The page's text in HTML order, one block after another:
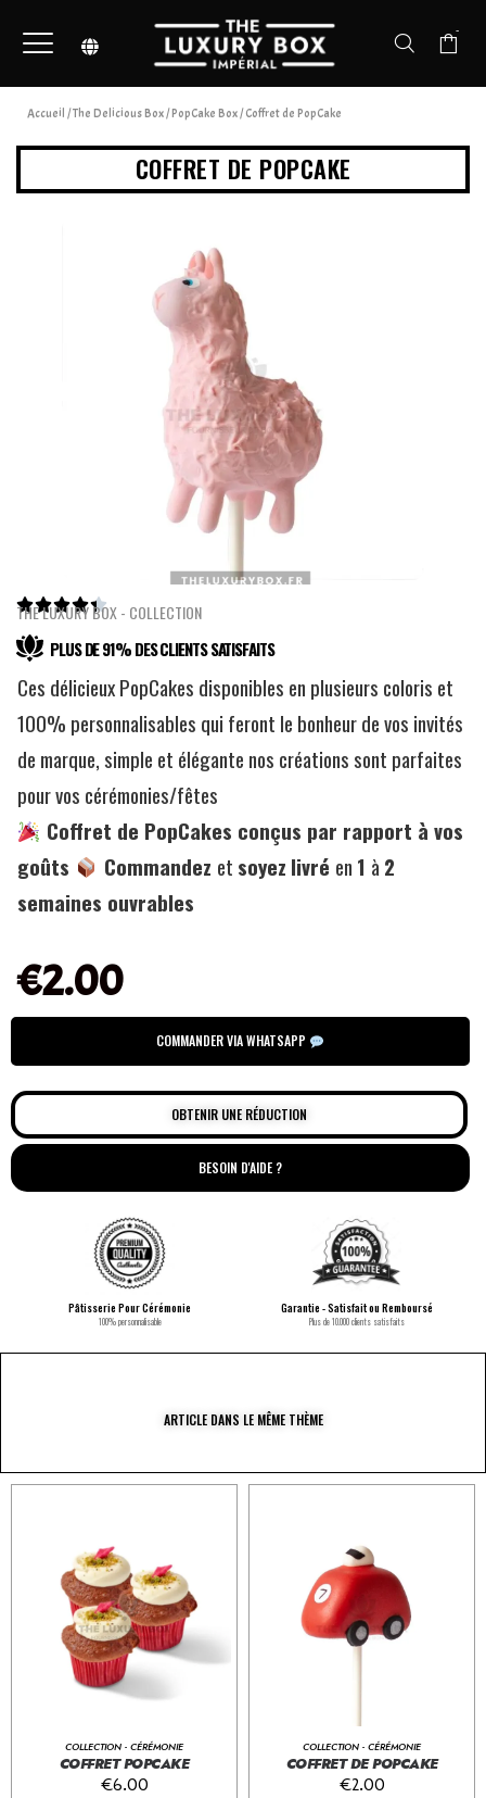
-
Accueil /The Delicious Box/PopCake Box/ Coffret de PopCake
COFFRET DE POPCAKE

THE LUXURY BOX - COLLECTION
PLUS DE 91% DES CLIENTS SATISFAITS
Ces délicieux PopCakes disponibles en plusieurs coloris et
100% personnalisables qui feront le bonheur de vos invités
de marque, simple et élégante nos créations sont parfaites
pour vos cérémonies/fêtes
Coffret de PopCakes conçus par rapport à vos
goûts
Commandez et soyez livré en 1 à 2
semaines ouvrables
€2.00
COMMANDER VIA WHATSAPP
OBTENIR UNE RÉDUCTION
BESOIN D'AIDE ?
Pâtisserie Pour Cérémonie
100% personnalisable
Garantie - Satisfait ou Remboursé
Plus de 10.000 clients satisfaits
ARTICLE DANS LE MÊME THÈME
COLLECTION - CÉRÉMONIE
COFFRET POPCAKE
€6.00
COLLECTION - CÉRÉMONIE
COFFRET DE POPCAKE
€2.00